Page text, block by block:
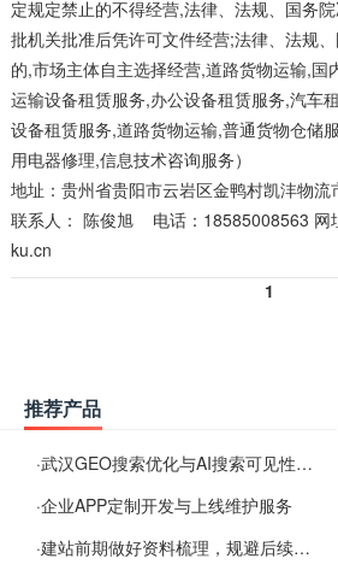
定规定禁止的不得经营,法律、法规、国务
批机关批准后凭许可文件经营;法律、法规
的,市场主体自主选择经营,道路货物运输,国
运输设备租赁服务,办公设备租赁服务,汽车
设备租赁服务,道路货物运输,普通货物仓储
用电器修理,信息技术咨询服务）
地址：贵州省贵阳市云岩区金鸭村凯沣物流
联系人： 陈俊旭电话：18585008563 网
ku.cn
1
推荐产品
·武汉GEO搜索优化与AI搜索可见性服务
·企业APP定制开发与上线维护服务
·建站前期做好资料梳理，规避后续各类使用难题